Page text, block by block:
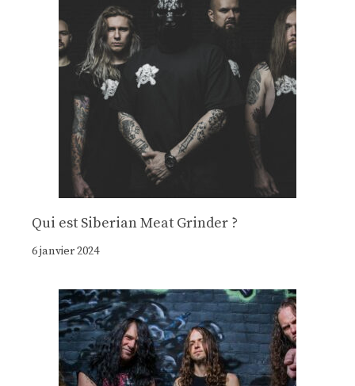
Qui est Siberian Meat Grinder ?
6 janvier 2024